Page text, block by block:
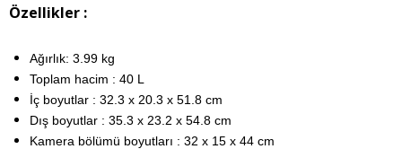
Özellikler :
Ağırlık: 3.99 kg
Toplam hacim : 40 L
İç boyutlar : 32.3 x 20.3 x 51.8 cm
Dış boyutlar : 35.3 x 23.2 x 54.8 cm
Kamera bölümü boyutları : 32 x 15 x 44 cm